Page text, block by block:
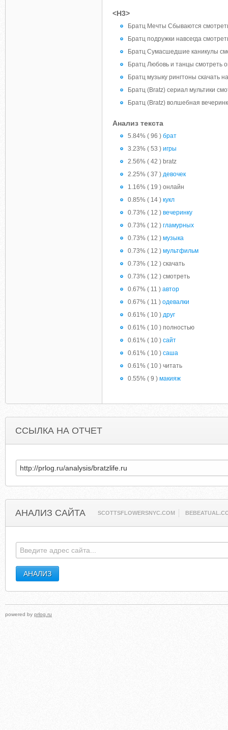
<H3>
Братц Мечты Сбываются
Братц подружки навсегда
Братц Сумасшедшие каникулы
Братц Любовь и танцы смотреть
Братц музыку рингтоны скачать
Братц (Bratz) сериал мультики
Братц (Bratz) волшебная
Анализ текста
5.84% ( 96 ) брат
3.23% ( 53 ) игры
2.56% ( 42 ) bratz
2.25% ( 37 ) девочек
1.16% ( 19 ) онлайн
0.85% ( 14 ) кукл
0.73% ( 12 ) вечеринку
0.73% ( 12 ) гламурных
0.73% ( 12 ) музыка
0.73% ( 12 ) мультфильм
0.73% ( 12 ) скачать
0.73% ( 12 ) смотреть
0.67% ( 11 ) автор
0.67% ( 11 ) одевалки
0.61% ( 10 ) друг
0.61% ( 10 ) полностью
0.61% ( 10 ) сайт
0.61% ( 10 ) саша
0.61% ( 10 ) читать
0.55% ( 9 ) макияж
ССЫЛКА НА ОТЧЕТ
АНАЛИЗ САЙТА SCOTTSFLOWERSNYC.COM
powered by prlog.ru